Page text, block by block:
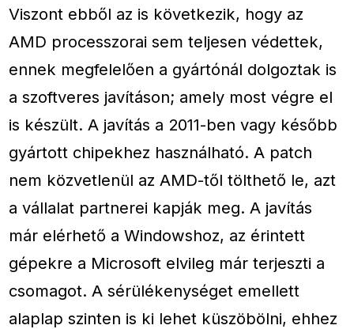
Viszont ebből az is következik, hogy az
AMD processzorai sem teljesen védettek,
ennek megfelelően a gyártónál dolgoztak is
a szoftveres javításon; amely most végre el
is készült. A javítás a 2011-ben vagy később
gyártott chipekhez használható. A patch
nem közvetlenül az AMD-től tölthető le, azt
a vállalat partnerei kapják meg. A javítás
már elérhető a Windowshoz, az érintett
gépekre a Microsoft elvileg már terjeszti a
csomagot. A sérülékenységet emellett
alaplap szinten is ki lehet küszöbölni, ehhez